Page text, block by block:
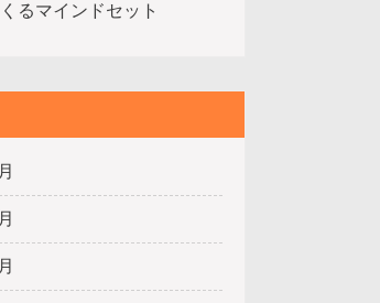
るマインドセット